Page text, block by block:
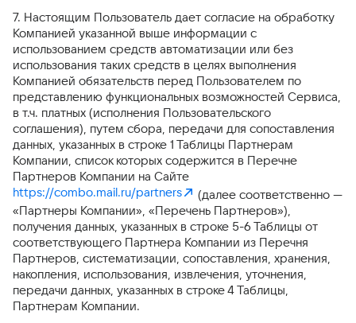
7. Настоящим Пользователь дает согласие на обработку
Компанией указанной выше информации с
использованием средств автоматизации или без
использования таких средств в целях выполнения
Компанией обязательств перед Пользователем по
представлению функциональных возможностей Сервиса,
в т.ч. платных (исполнения Пользовательского
соглашения), путем сбора, передачи для сопоставления
данных, указанных в строке 1 Таблицы Партнерам
Компании, список которых содержится в Перечне
Партнеров Компании на Сайте
https://combo.mail.ru/partners
(далее соответственно —
«Партнеры Компании», «Перечень Партнеров»),
получения данных, указанных в строке 5-6 Таблицы от
соответствующего Партнера Компании из Перечня
Партнеров, систематизации, сопоставления, хранения,
накопления, использования, извлечения, уточнения,
передачи данных, указанных в строке 4 Таблицы,
Партнерам Компании.